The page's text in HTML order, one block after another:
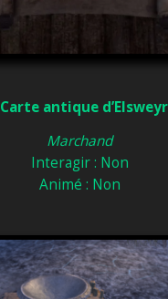
Carte antique
Marchand
Interagir : Non
Animé : Non